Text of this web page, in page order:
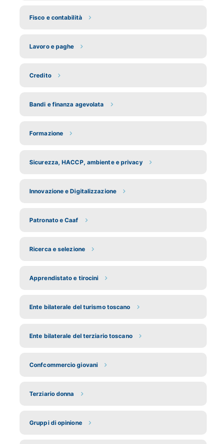
Fisco e contabilità
Lavoro e paghe
Credito
Bandi e finanza agevolata
Formazione
Sicurezza, HACCP, ambiente e privacy
Innovazione e Digitalizzazione
Patronato e Caaf
Ricerca e selezione
Apprendistato e tirocini
Ente bilaterale del turismo toscano
Ente bilaterale del terziario toscano
Confcommercio giovani
Terziario donna
Gruppi di opinione